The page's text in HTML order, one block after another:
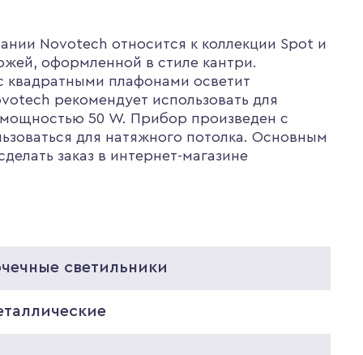
Novotech относится к коллекции Spot и
оформленной в стиле кантри.
квадратными плафонами осветит
рекомендует использовать для
50 W. Прибор произведен с
для натяжного потолка. Основным
заказ в интернет-магазине
светильники